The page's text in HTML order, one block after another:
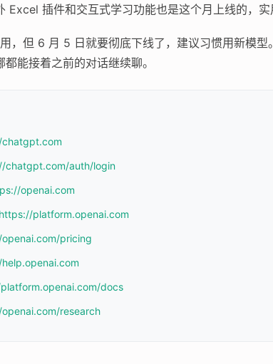
Excel 插件和交互式学习功能也是这个月上线的，实
，但 6 月 5 日就要彻底下线了，建议习惯用新模
能接着之前的对话继续聊。
chatgpt.com/auth/login
openai.com
https://platform.openai.com
pricing
docs
research